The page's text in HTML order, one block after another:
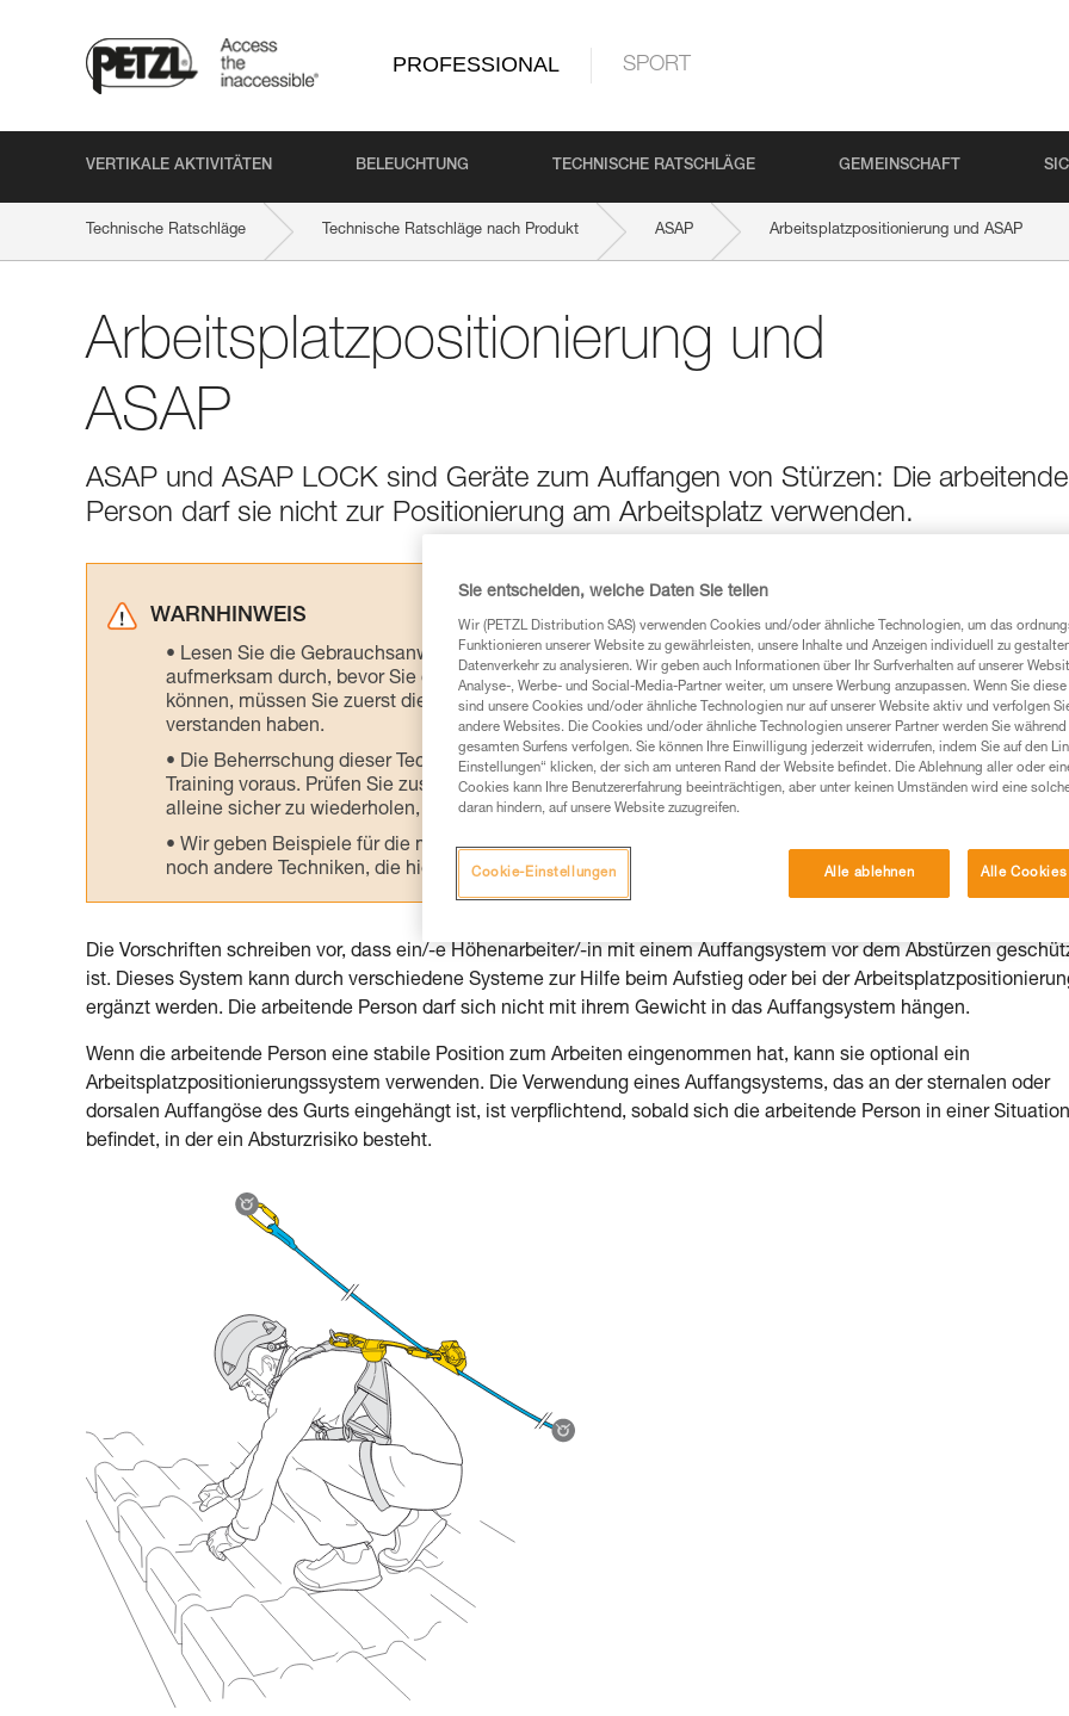
PROFESSIONAL SPORT
VERTIKALE AKTIVITÄTEN BELEUCHTUNG TECHNISCHE RATSCHLÄGE GEMEINSCHAFT
Technische Ratschläge Technische Ratschläge nach Produkt ASAP Arbeitsplatzpositionierung und ASAP
Arbeitsplatzpositionierung und
ASAP
ASAP und ASAP LOCK sind Geräte zum Auffangen von Stürzen: Die arbeitende
Person darf sie nicht zur Positionierung am Arbeitsplatz verwenden.
WARNHINWEIS
Lesen Sie die Gebrauchsanweisungen der Produkte, um die es in diesem Tech Tipp geht,
aufmerksam durch, bevor Sie diesen zu Rate ziehen. Um diese Zusatzinformationen verstehen zu
können, müssen Sie zuerst die in der Gebrauchsanweisung enthaltenen Informationen richtig
verstanden haben.
Die Beherrschung dieser Techniken setzt eine entsprechende Ausbildung und ein spezielles
Training voraus. Prüfen Sie zusammen mit einem Profi, ob Sie in der Lage sind, den Vorgang
alleine sicher zu wiederholen, bevor Sie ihn eigenständig durchführen.
Wir geben Beispiele für die mit Ihrer Aktivität verbundenen Techniken. Möglicherweise gibt es
noch andere Techniken, die hier nicht beschrieben werden.
Die Vorschriften schreiben vor, dass ein/-e Höhenarbeiter/-in mit einem Auffangsystem vor dem Abstürzen
ist. Dieses System kann durch verschiedene Systeme zur Hilfe beim Aufstieg oder bei der
ergänzt werden. Die arbeitende Person darf sich nicht mit ihrem Gewicht in das Auffangsystem hängen.
Wenn die arbeitende Person eine stabile Position zum Arbeiten eingenommen hat, kann sie optional ein
Arbeitsplatzpositionierungssystem verwenden. Die Verwendung eines Auffangsystems, das an der sternalen oder
dorsalen Auffangöse des Gurts eingehängt ist, ist verpflichtend, sobald sich die arbeitende Person in einer Situation
befindet, in der ein Absturzrisiko besteht.
Sie entscheiden, welche Daten Sie teilen
Wir (PETZL Distribution SAS) verwenden Cookies und/oder ähnliche Technologien, um das
Funktionieren unserer Website zu gewährleisten, unsere Inhalte und Anzeigen individuell zu
Datenverkehr zu analysieren. Wir geben auch Informationen über Ihr Surfverhalten auf unserer
Analyse-, Werbe- und Social-Media-Partner weiter, um unsere Werbung anzupassen. Wenn Sie
sind unsere Cookies und/oder ähnliche Technologien nur auf unserer Website aktiv und verfolgen
andere Websites. Die Cookies und/oder ähnliche Technologien unserer Partner werden Sie während
gesamten Surfens verfolgen. Sie können Ihre Einwilligung jederzeit widerrufen, indem Sie auf den
Einstellungen“ klicken, der sich am unteren Rand der Website befindet. Die Ablehnung aller oder
Cookies kann Ihre Benutzererfahrung beeinträchtigen, aber unter keinen Umständen wird eine
daran hindern, auf unsere Website zuzugreifen.
Alle ablehnen Alle
Cookie-Einstellungen